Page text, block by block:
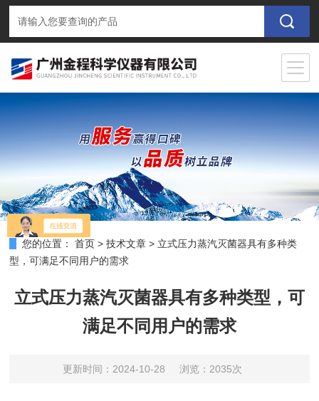
您的位置： 首页 >技术文章 > 立式压力蒸汽灭菌器具有多种类
型，可满足不同用户的需求
立式压力蒸汽灭菌器具有多种类型，可
满足不同用户的需求
更新时间：2024-10-28 浏览：2035次